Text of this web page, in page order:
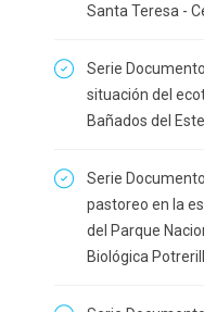
Santa Teresa -
Serie
situación del
Bañados del Este.
Serie
pastoreo en la
del Parque
Biológica